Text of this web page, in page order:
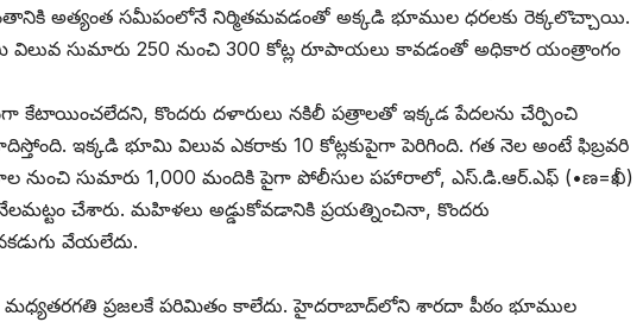
అత్యంత సమీపంలోనే నిర్మితమవడంతో అక్కడి భూముల ధరలకు రెక్కలొచ్చాయి.
విలువ సుమారు 250 నుంచి 300 కోట్ల రూపాయలు కావడంతో అధికార యంత్రాంగం
కేటాయించలేదని, కొందరు దళారులు నకిలీ పత్రాలతో ఇక్కడ పేదలను చేర్పించి
ఇక్కడి భూమి విలువ ఎకరాకు 10 కోట్లకుపైగా పెరిగింది. గత నెల అంటే ఫిబ్రవరి
నుంచి సుమారు 1,000 మందికి పైగా పోలీసుల పహారాలో, ఎస్‌.‌డి.ఆర్‌.ఎఫ్‌ (•‌ణ=ఖీ)
చేశారు. మహిళలు అడ్డుకోవడానికి ప్రయత్నించినా, కొందరు
వేయలేదు.
మధ్యతరగతి ప్రజలకే పరిమితం కాలేదు. హైదరాబాద్‌లోని శారదా పీఠం భూముల